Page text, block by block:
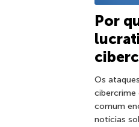
Por
Os
cibercrime
comum
notícias